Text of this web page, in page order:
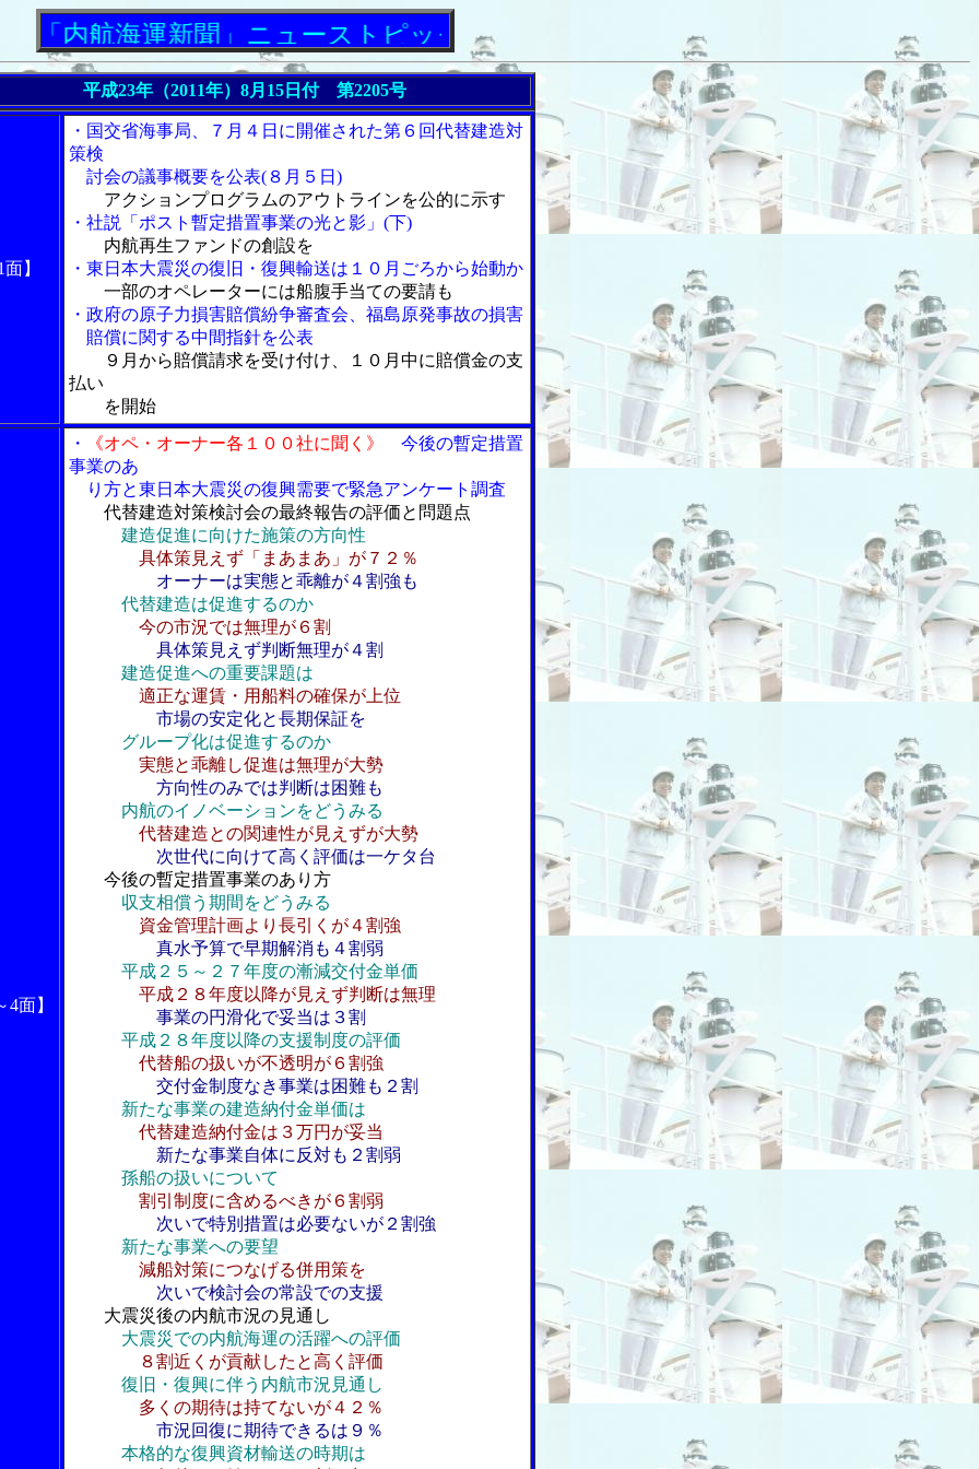
海運新聞」ニューストピックス
平成23年（2011年）8月15日付 第2205号
】
・国交省海事局、７月４日に開催された第６回代替建造対
策検
討会の議事概要を公表(８月５日)
アクションプログラムのアウトラインを公的に示す
・社説「ポスト暫定措置事業の光と影」(下)
内航再生ファンドの創設を
・東日本大震災の復旧・復興輸送は１０月ごろから始動か
一部のオペレーターには船腹手当ての要請も
・政府の原子力損害賠償紛争審査会、福島原発事故の損害
賠償に関する中間指針を公表
９月から賠償請求を受け付け、１０月中に賠償金の支
払い
を開始
4面】
・ 《オペ・オーナー各１００社に聞く》
今後の暫定措置
事業のあ
り方と東日本大震災の復興需要で緊急アンケート調査
代替建造対策検討会の最終報告の評価と問題点
建造促進に向けた施策の方向性
具体策見えず「まあまあ」が７２％
オーナーは実態と乖離が４割強も
代替建造は促進するのか
今の市況では無理が６割
具体策見えず判断無理が４割
建造促進への重要課題は
適正な運賃・用船料の確保が上位
市場の安定化と長期保証を
グループ化は促進するのか
実態と乖離し促進は無理が大勢
方向性のみでは判断は困難も
内航のイノベーションをどうみる
代替建造との関連性が見えずが大勢
次世代に向けて高く評価は一ケタ台
今後の暫定措置事業のあり方
収支相償う期間をどうみる
資金管理計画より長引くが４割強
真水予算で早期解消も４割弱
平成２５～２７年度の漸減交付金単価
平成２８年度以降が見えず判断は無理
事業の円滑化で妥当は３割
平成２８年度以降の支援制度の評価
代替船の扱いが不透明が６割強
交付金制度なき事業は困難も２割
新たな事業の建造納付金単価は
代替建造納付金は３万円が妥当
新たな事業自体に反対も２割弱
孫船の扱いについて
割引制度に含めるべきが６割弱
次いで特別措置は必要ないが２割強
新たな事業への要望
減船対策につなげる併用策を
次いで検討会の常設での支援
大震災後の内航市況の見通し
大震災での内航海運の活躍への評価
８割近くが貢献したと高く評価
復旧・復興に伴う内航市況見通し
多くの期待は持てないが４２％
市況回復に期待できるは９％
本格的な復興資材輸送の時期は